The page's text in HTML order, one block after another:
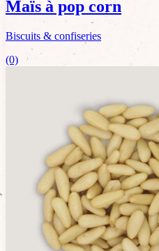
Maïs à pop corn
Biscuits & confiseries
(0)